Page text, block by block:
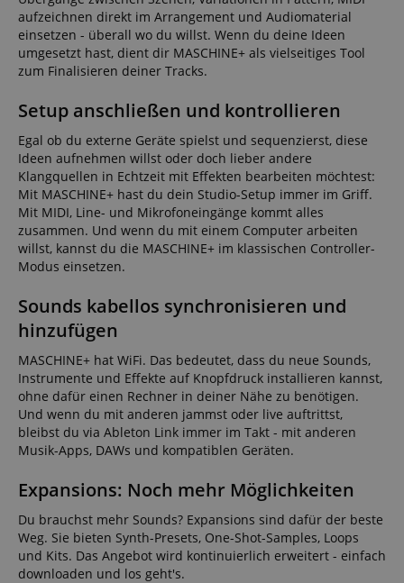
aufzeichnen direkt im Arrangement und Audiomaterial
einsetzen - überall wo du willst. Wenn du deine Ideen
umgesetzt hast, dient dir MASCHINE+ als vielseitiges Tool
zum Finalisieren deiner Tracks.
Setup anschließen und kontrollieren
Egal ob du externe Geräte spielst und sequenzierst, diese
Ideen aufnehmen willst oder doch lieber andere
Klangquellen in Echtzeit mit Effekten bearbeiten möchtest:
Mit MASCHINE+ hast du dein Studio-Setup immer im Griff.
Mit MIDI, Line- und Mikrofoneingänge kommt alles
zusammen. Und wenn du mit einem Computer arbeiten
willst, kannst du die MASCHINE+ im klassischen Controller-
Modus einsetzen.
Sounds kabellos synchronisieren und
hinzufügen
MASCHINE+ hat WiFi. Das bedeutet, dass du neue Sounds,
Instrumente und Effekte auf Knopfdruck installieren kannst,
ohne dafür einen Rechner in deiner Nähe zu benötigen.
Und wenn du mit anderen jammst oder live auftrittst,
bleibst du via Ableton Link immer im Takt - mit anderen
Musik-Apps, DAWs und kompatiblen Geräten.
Expansions: Noch mehr Möglichkeiten
Du brauchst mehr Sounds? Expansions sind dafür der beste
Weg. Sie bieten Synth-Presets, One-Shot-Samples, Loops
und Kits. Das Angebot wird kontinuierlich erweitert - einfach
downloaden und los geht's.